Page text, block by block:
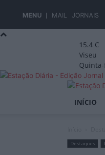
MENU MAIL JORNAIS
15.4 C
Viseu
INÍCIO
Destaques